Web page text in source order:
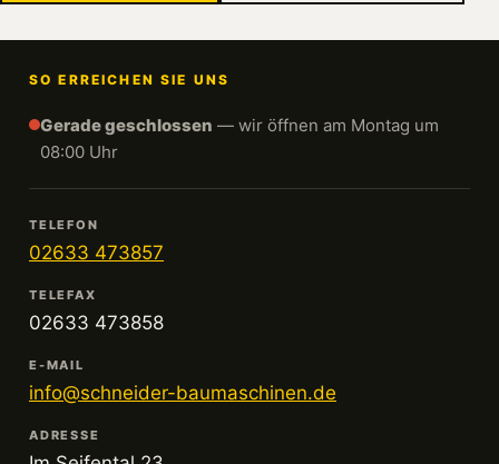
SO ERREICHEN SIE UNS
Gerade geschlossen — wir öffnen am Montag um
08:00 Uhr
TELEFON
02633 473857
TELEFAX
02633 473858
E-MAIL
info@schneider-baumaschinen.de
ADRESSE